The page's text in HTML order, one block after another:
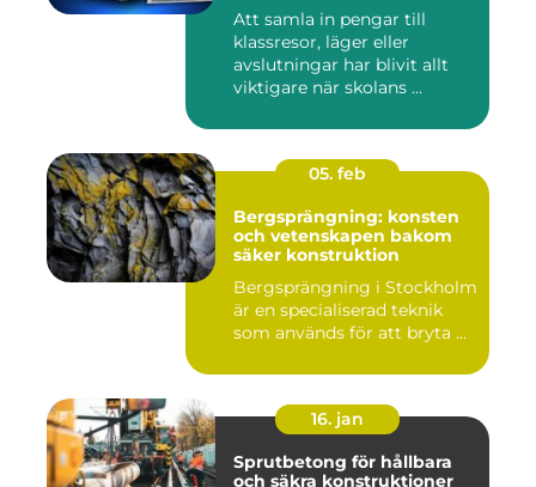
Att samla in pengar till
klassresor, läger eller
avslutningar har blivit allt
viktigare när skolans ...
05. feb
Bergsprängning: konsten
och vetenskapen bakom
säker konstruktion
Bergsprängning i Stockholm
är en specialiserad teknik
som används för att bryta ...
16. jan
Sprutbetong för hållbara
och säkra konstruktioner